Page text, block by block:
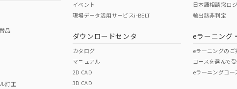
Cr(VI)
品
訂正
イベント
現場データ活用サービスi-BELT
ダウンロードセンタ
カタログ
マニュアル
2D CAD
3D CAD
日本語相談窓口
輸出該非判定
eラーニング
eラーニングのご
コースを選んで
eラーニングコー